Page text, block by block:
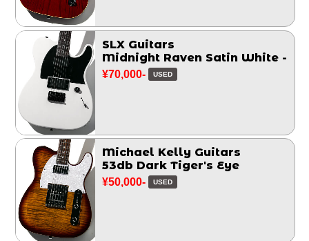
SLX Guitars
Midnight Raven Satin White -
¥70,000- USED
Michael Kelly Guitars
53db Dark Tiger's Eye
¥50,000- USED